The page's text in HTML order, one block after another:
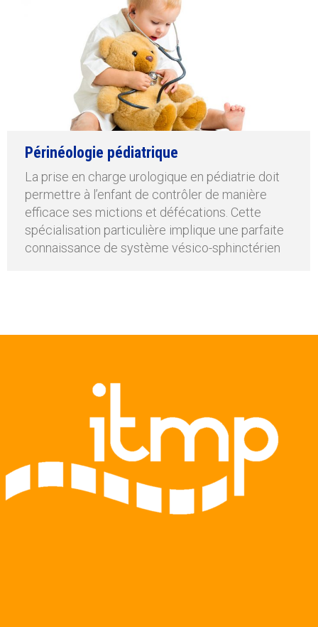
Périnéologie pédiatrique
La prise en charge urologique en pédiatrie doit
permettre à l’enfant de contrôler de manière
efficace ses mictions et défécations. Cette
spécialisation particulière implique une parfaite
connaissance de système vésico-sphinctérien